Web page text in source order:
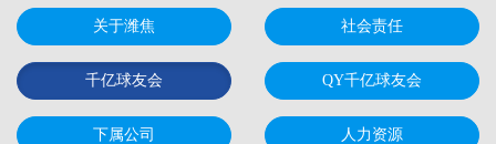
关于潍焦 社会责任
千亿球友会 QY千亿球友会
下属公司 人力资源